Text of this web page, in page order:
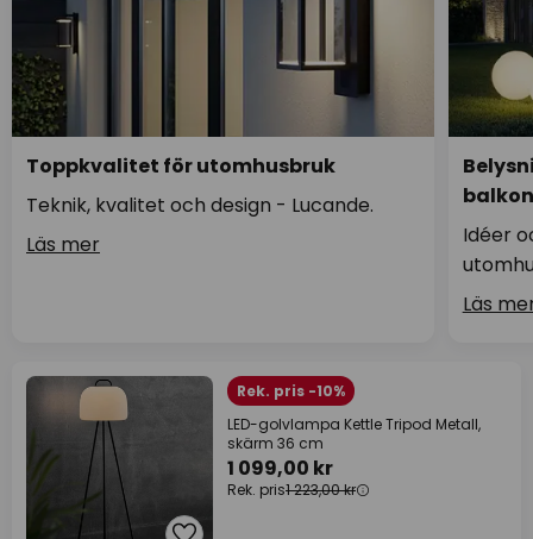
Toppkvalitet för utomhusbruk
Teknik, kvalitet och design - Lucande.
Läs mer
Idéer
Läs
Rek. pris -10%
LED-golvlampa Kettle Tripod Metall,
skärm 36 cm
1 099,00 kr
Rek. pris1 223,00 kr